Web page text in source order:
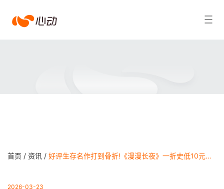
爱搜索结果
首页 / 资讯 / 好评生存名作打到骨折!《漫漫长夜》一折史低10元！ - 爱游戏APP体育官网
2026-03-23